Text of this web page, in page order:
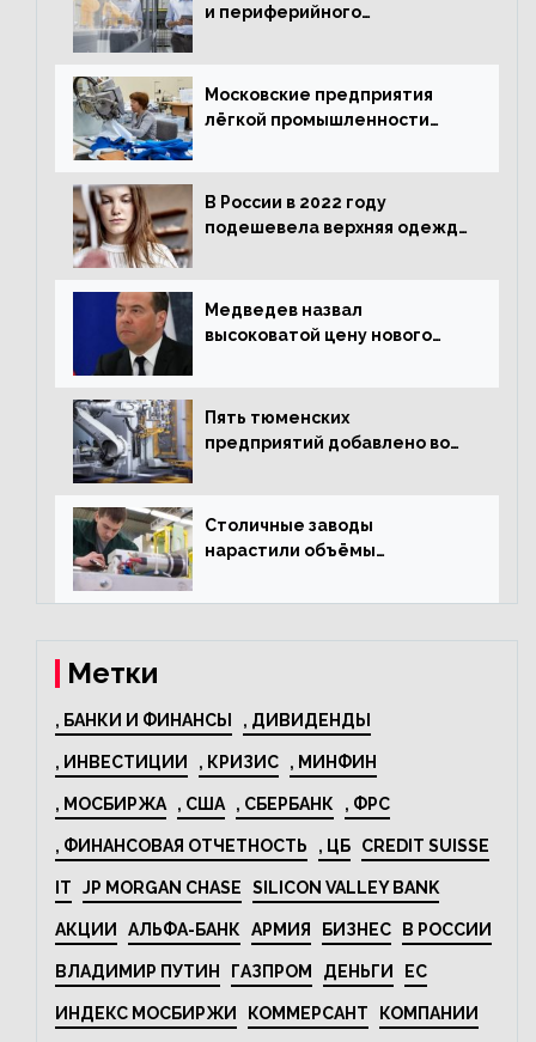
и периферийного
Московские предприятия
лёгкой промышленности
В России в 2022 году
подешевела верхняя одежда
Медведев назвал
высоковатой цену нового
Пять тюменских
предприятий добавлено во
туризма
Столичные заводы
нарастили объёмы
электрооборудования на
Метки
, БАНКИ И ФИНАНСЫ , ДИВИДЕНДЫ
, ИНВЕСТИЦИИ , КРИЗИС , МИНФИН
, МОСБИРЖА , США , СБЕРБАНК , ФРС
, ФИНАНСОВАЯ ОТЧЕТНОСТЬ , ЦБ CREDIT SUISSE
IT JP MORGAN CHASE SILICON VALLEY BANK
АКЦИИ АЛЬФА-БАНК АРМИЯ БИЗНЕС В РОССИИ
ВЛАДИМИР ПУТИН ГАЗПРОМ ДЕНЬГИ ЕС
ИНДЕКС МОСБИРЖИ КОММЕРСАНТ КОМПАНИИ